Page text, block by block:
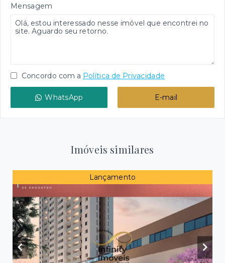
Mensagem
Concordo com a Política de Privacidade
WhatsApp E-mail
Imóveis similares
Lançamento